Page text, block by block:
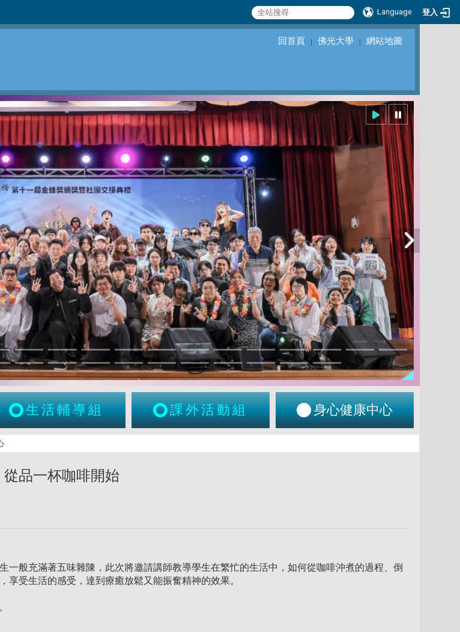
Language 登入
回首頁 ｜ 佛光大學 ｜ 網站地圖
生活輔導組 課外活動組 身心健康中心
從品一杯咖啡開始
一般充滿著五味雜陳，此次將邀請講師教導學生在繁忙的生活中，如何從咖啡沖煮的過程、倒
享受生活的感受，達到療癒放鬆又能振奮精神的效果。